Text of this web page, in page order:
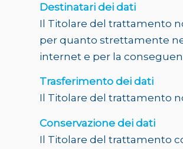
Destinatari dei dati
Il Titolare del trattamento
per quanto strettamente
internet e per la
Trasferimento dei dati
Il Titolare del trattamento
Conservazione dei dati
Il Titolare del trattamento